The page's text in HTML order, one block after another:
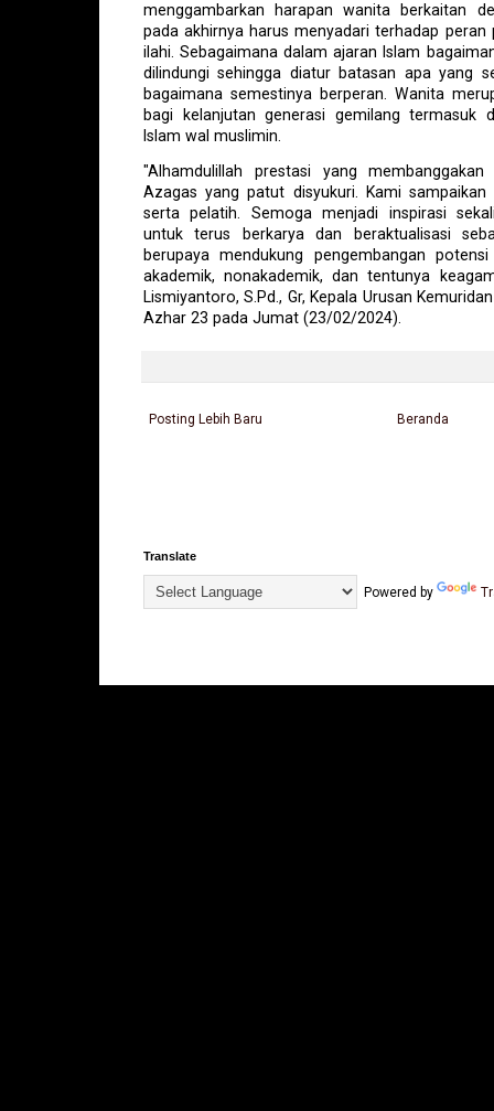
menggambarkan harapan wanita berkaitan
pada akhirnya harus menyadari terhadap peran
ilahi. Sebagaimana dalam ajaran Islam
dilindungi sehingga diatur batasan apa yang
bagaimana semestinya berperan. Wanita
bagi kelanjutan generasi gemilang termasuk
Islam wal muslimin.
"Alhamdulillah prestasi yang
Azagas yang patut disyukuri. Kami
serta pelatih. Semoga menjadi inspirasi
untuk terus berkarya dan beraktualisasi
berupaya mendukung pengembangan
akademik, nonakademik, dan tentunya
Lismiyantoro, S.Pd., Gr, Kepala Urusan
Azhar 23 pada Jumat (23/02/2024).
Posting Lebih Baru Beranda
Translate
Powered by